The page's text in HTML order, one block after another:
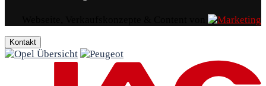
Kontakt